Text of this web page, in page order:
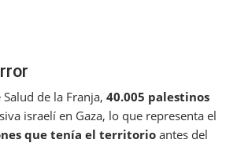
de la Franja,40.005 palestinos
israelí en Gaza, lo que representa el
que tenía el territorioantes del